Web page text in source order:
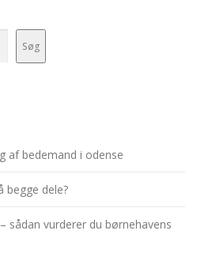
Søg
af bedemand i odense
begge dele?
sådan vurderer du børnehavens